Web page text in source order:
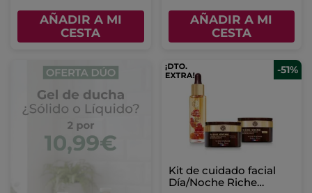
AÑADIR A MI
CESTA
AÑADIR A MI
CESTA
-51%
Kit de cuidado facial
Día/Noche Riche